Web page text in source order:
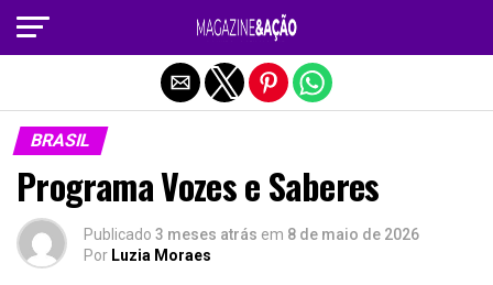
BRASIL
Programa Vozes e Saberes
Publicado 3 meses atrás em 8 de maio de 2026
Por Luzia Moraes
Sair da versão mobile